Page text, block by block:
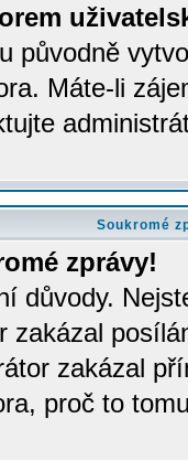
původně
Máte-li
Soukromé
zprávy!
důvody.
zakázal
zakázal
proč to